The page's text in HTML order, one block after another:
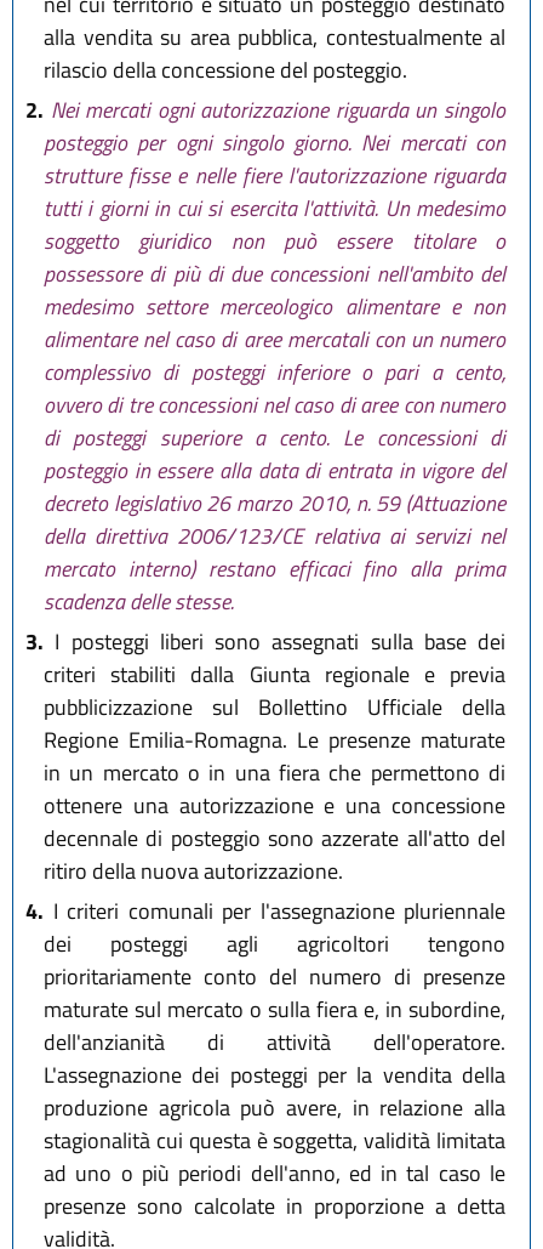
alla vendita su area pubblica, contestualmente al
rilascio della concessione del posteggio.
2. Nei mercati ogni autorizzazione riguarda un singolo
posteggio per ogni singolo giorno. Nei mercati con
strutture fisse e nelle fiere l'autorizzazione riguarda
tutti i giorni in cui si esercita l'attività. Un medesimo
soggetto giuridico non può essere titolare o
possessore di più di due concessioni nell'ambito del
medesimo settore merceologico alimentare e non
alimentare nel caso di aree mercatali con un numero
complessivo di posteggi inferiore o pari a cento,
ovvero di tre concessioni nel caso di aree con numero
di posteggi superiore a cento. Le concessioni di
posteggio in essere alla data di entrata in vigore del
decreto legislativo 26 marzo 2010, n. 59 (Attuazione
della direttiva 2006/123/CE relativa ai servizi nel
mercato interno) restano efficaci fino alla prima
scadenza delle stesse.
3. I posteggi liberi sono assegnati sulla base dei
criteri stabiliti dalla Giunta regionale e previa
pubblicizzazione sul Bollettino Ufficiale della
Regione Emilia-Romagna. Le presenze maturate
in un mercato o in una fiera che permettono di
ottenere una autorizzazione e una concessione
decennale di posteggio sono azzerate all'atto del
ritiro della nuova autorizzazione.
4. I criteri comunali per l'assegnazione pluriennale
dei posteggi agli agricoltori tengono
prioritariamente conto del numero di presenze
maturate sul mercato o sulla fiera e, in subordine,
dell'anzianità di attività dell'operatore.
L'assegnazione dei posteggi per la vendita della
produzione agricola può avere, in relazione alla
stagionalità cui questa è soggetta, validità limitata
ad uno o più periodi dell'anno, ed in tal caso le
presenze sono calcolate in proporzione a detta
validità.